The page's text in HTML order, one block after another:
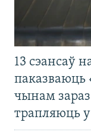
13 сэансаў
паказваюць
чынам зараз
трапляюць